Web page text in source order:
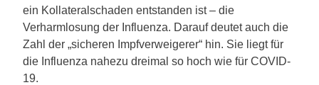
ein Kollateralschaden entstanden ist – die
Verharmlosung der Influenza. Darauf deutet auch die
Zahl der „sicheren Impfverweigerer“ hin. Sie liegt für
die Influenza nahezu dreimal so hoch wie für COVID-
19.